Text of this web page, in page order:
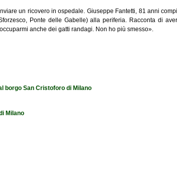
un ricovero in ospedale. Giuseppe Fantetti, 81 anni
Ponte delle Gabelle) alla periferia. Racconta di
anche dei gatti randagi. Non ho più smesso».
borgo San Cristoforo di Milano
Milano